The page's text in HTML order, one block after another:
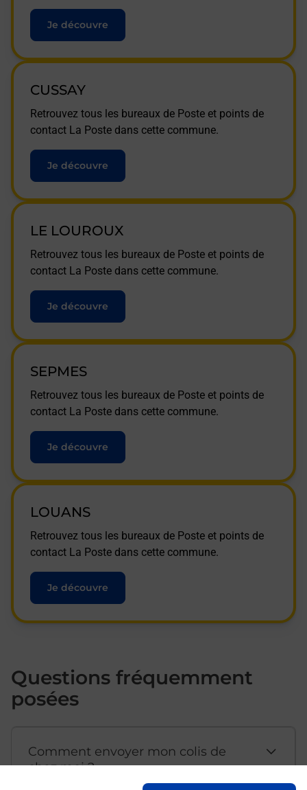
Je découvre
CUSSAY
Retrouvez tous les bureaux de Poste et points de
contact La Poste dans cette commune.
Je découvre
LE LOUROUX
Retrouvez tous les bureaux de Poste et points de
contact La Poste dans cette commune.
Je découvre
SEPMES
Retrouvez tous les bureaux de Poste et points de
contact La Poste dans cette commune.
Je découvre
LOUANS
Retrouvez tous les bureaux de Poste et points de
contact La Poste dans cette commune.
Je découvre
Questions fréquemment
posées
Comment envoyer mon colis de
chez moi ?